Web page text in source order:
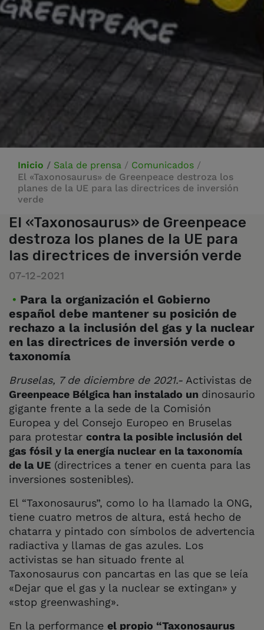
Inicio / Sala de prensa / Comunicados /
El «Taxonosaurus» de Greenpeace destroza los
planes de la UE para las directrices de inversión
verde
El «Taxonosaurus» de Greenpeace
destroza los planes de la UE para
las directrices de inversión verde
07-12-2021
Para la organización el Gobierno
español debe mantener su posición de
rechazo a la inclusión del gas y la nuclear
en las directrices de inversión verde o
taxonomía
Bruselas, 7 de diciembre de 2021.- Activistas de
Greenpeace Bélgica han instalado un dinosaurio
gigante frente a la sede de la Comisión
Europea y del Consejo Europeo en Bruselas
para protestar contra la posible inclusión del
gas fósil y la energía nuclear en la taxonomía
de la UE (directrices a tener en cuenta para las
inversiones sostenibles).
El “Taxonosaurus”, como lo ha llamado la ONG,
tiene cuatro metros de altura, está hecho de
chatarra y pintado con símbolos de advertencia
radiactiva y llamas de gas azules. Los
activistas se han situado frente al
Taxonosaurus con pancartas en las que se leía
«Dejar que el gas y la nuclear se extingan» y
«stop greenwashing».
En la performance el propio “Taxonosaurus